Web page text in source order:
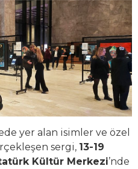
yer alan isimler ve özel
sergi, 13-19
Kültür Merkezi’nde